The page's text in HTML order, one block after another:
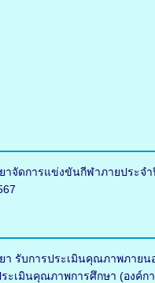
าจัดการแข่งขันกีฬาภายประจ
า รับการประเมินคุณภาพภายน
ะเมินคุณภาพการศึกษา (องค์